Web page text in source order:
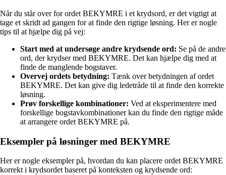
Når du står over for ordet BEKYMRE i et krydsord, er det vigtigt at
tage et skridt ad gangen for at finde den rigtige løsning. Her er nogle
tips til at hjælpe dig på vej:
Start med at undersøge andre krydsende ord: Se på de andre
ord, der krydser med BEKYMRE. Det kan hjælpe dig med at
finde de manglende bogstaver.
Overvej ordets betydning: Tænk over betydningen af ordet
BEKYMRE. Det kan give dig ledetråde til at finde den korrekte
løsning.
Prøv forskellige kombinationer: Ved at eksperimentere med
forskellige bogstavkombinationer kan du finde den rigtige måde
at arrangere ordet BEKYMRE på.
Eksempler på løsninger med BEKYMRE
Her er nogle eksempler på, hvordan du kan placere ordet BEKYMRE
korrekt i krydsordet baseret på konteksten og krydsende ord: